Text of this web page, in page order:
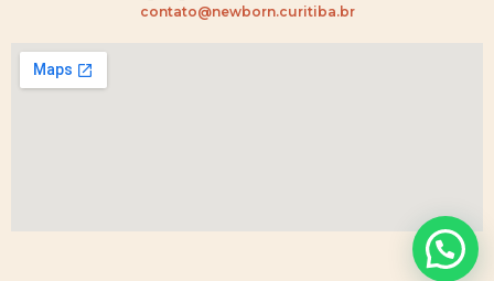
contato@newborn.curitiba.br